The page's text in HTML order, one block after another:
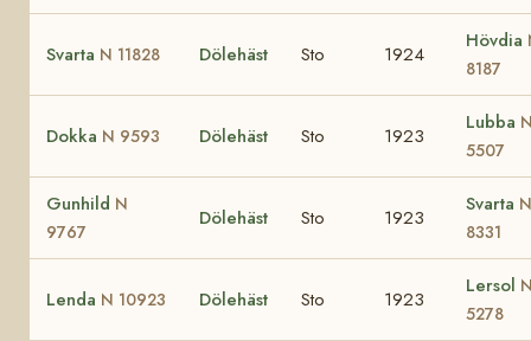
Svarta N 11828 Dölehäst Sto 1924
Hövdia
8187
Dokka N 9593 Dölehäst Sto 1923
Lubba
5507
Gunhild N
9767
Dölehäst Sto 1923
Svarta N
8331
Lenda N 10923 Dölehäst Sto 1923
Lersol
5278